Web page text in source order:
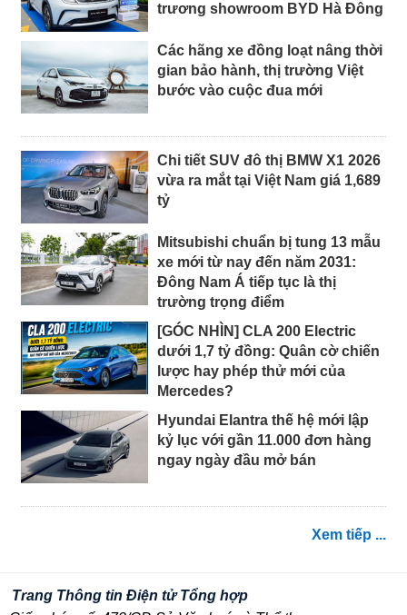
trương showroom BYD Hà Đông
Các hãng xe đồng loạt nâng thời
gian bảo hành, thị trường Việt
bước vào cuộc đua mới
Chi tiết SUV đô thị BMW X1 2026
vừa ra mắt tại Việt Nam giá 1,689
tỷ
Mitsubishi chuẩn bị tung 13 mẫu
xe mới từ nay đến năm 2031:
Đông Nam Á tiếp tục là thị
trường trọng điểm
[GÓC NHÌN] CLA 200 Electric
dưới 1,7 tỷ đồng: Quân cờ chiến
lược hay phép thử mới của
Mercedes?
Hyundai Elantra thế hệ mới lập
kỷ lục với gần 11.000 đơn hàng
ngay ngày đầu mở bán
Xem tiếp ...
Trang Thông tin Điện tử Tổng hợp